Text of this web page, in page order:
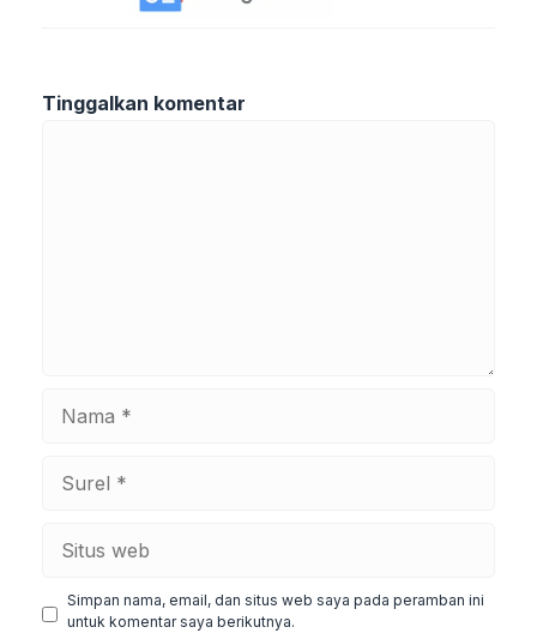
Tinggalkan komentar
Simpan nama, email, dan situs web saya pada peramban ini
untuk komentar saya berikutnya.